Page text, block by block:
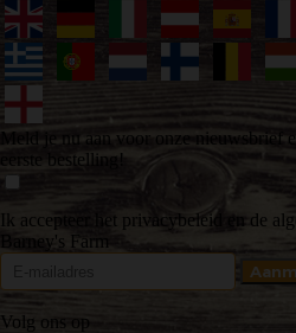
Meld je nu aan voor onze nieuwsbrief
eerste bestelling!
Ik accepteer het privacybeleid en de
Barney's Farm
Volg ons op